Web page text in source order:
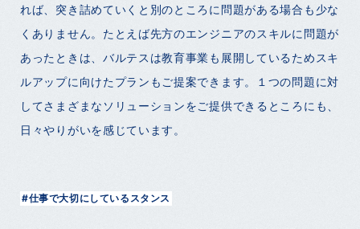
れば、突き詰めていくと別のところに問題がある場合も少な
くありません。たとえば先方のエンジニアのスキルに問題が
あったときは、バルテスは教育事業も展開しているためスキ
ルアップに向けたプランもご提案できます。１つの問題に対
してさまざまなソリューションをご提供できるところにも、
日々やりがいを感じています。
#仕事で大切にしているスタンス